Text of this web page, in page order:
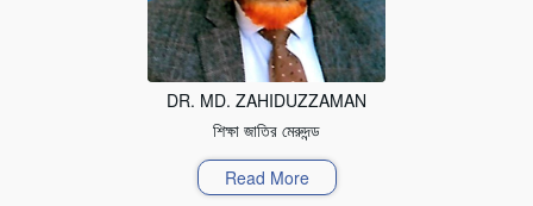
DR. MD. ZAHIDUZZAMAN
শিক্ষা জাতির মেরুদন্ড
Read More